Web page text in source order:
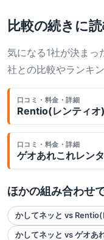
比較の続きに
気になる1社が決ま
社との比較やランキ
口コミ・料金・詳細
Rentio(レンティオ)
口コミ・料金・詳細
ゲオあれこれレン
ほかの組み合わせ
かしてネッと vs Rentio(
かしてネッと vs ゲオあ